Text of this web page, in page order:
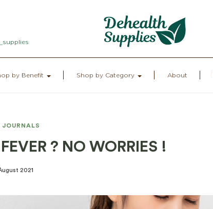
by Benefit Shop by Category About
FEVER ? NO WORRIES !
2021